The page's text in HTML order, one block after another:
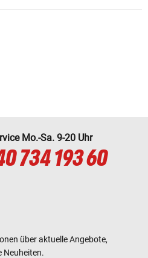
Mo.-Sa. 9-20 Uhr
734 193 60
über aktuelle Angebote,
Neuheiten.